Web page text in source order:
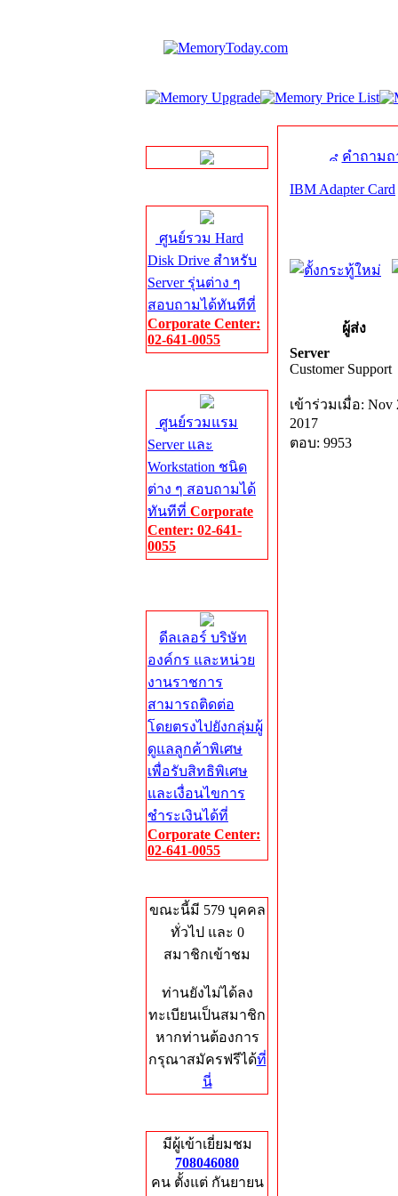
ศูนย์รวม Hard
Disk Drive สำหรับ
Server รุ่นต่าง ๆ
สอบถามได้ทันทีที่
Corporate Center:
02-641-0055
ศูนย์รวมแรม
Server และ
Workstation ชนิด
ต่าง ๆ สอบถามได้
ทันทีที่ Corporate
Center: 02-641-
0055
ดีลเลอร์ บริษัท
องค์กร และหน่วย
งานราชการ
สามารถติดต่อ
โดยตรงไปยังกลุ่มผู้
ดูแลลูกค้าพิเศษ
เพื่อรับสิทธิพิเศษ
และเงื่อนไขการ
ชำระเงินได้ที่
Corporate Center:
02-641-0055
ขณะนี้มี 579 บุคคล
ทั่วไป และ 0
สมาชิกเข้าชม
ท่านยังไม่ได้ลง
ทะเบียนเป็นสมาชิก
หากท่านต้องการ
กรุณาสมัครฟรีได้ที่
นี่
มีผู้เข้าเยี่ยมชม
708046080
คน ตั้งแต่ กันยายน
คำถาม
IBM Adapter Card
ผู้ส่ง
Server
Customer Support
เข้าร่วมเมื่อ: Nov
2017
ตอบ: 9953